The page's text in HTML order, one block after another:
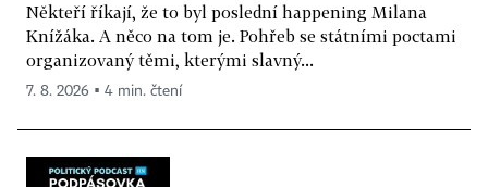
Někteří říkají, že to byl poslední happening Milana
Knížáka. A něco na tom je. Pohřeb se státními poctami
organizovaný těmi, kterými slavný...
7. 8. 2026 ▪ 4 min. čtení